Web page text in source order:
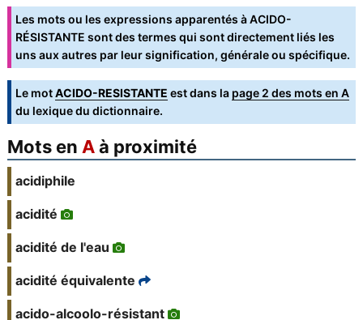
Les mots ou les expressions apparentés à ACIDO-
RÉSISTANTE sont des termes qui sont directement liés les
uns aux autres par leur signification, générale ou spécifique.
Le motACIDO-RESISTANTE est dans la page 2 des mots en A
du lexique du dictionnaire.
Mots en Aà proximité
acidiphile
acidité
acidité de l'eau
acidité équivalente
acido-alcoolo-résistant